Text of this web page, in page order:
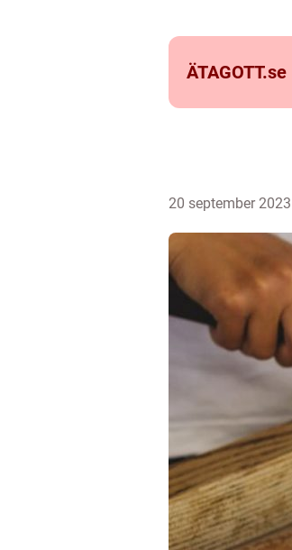
ÄTAGOTT.se
20 september 2023